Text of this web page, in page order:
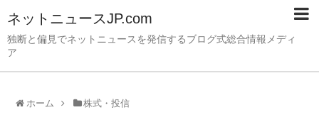
ネットニュースJP.com
独断と偏見でネットニュースを発信するブログ式総合情報メディ
ア
ホーム 株式・投信